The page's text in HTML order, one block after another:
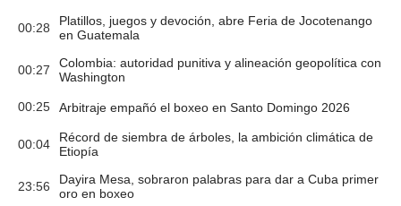
00:28
Platillos, juegos y devoción, abre Feria de Jocotenango
en Guatemala
00:27
Colombia: autoridad punitiva y alineación geopolítica con
Washington
00:25 Arbitraje empañó el boxeo en Santo Domingo 2026
00:04
Récord de siembra de árboles, la ambición climática de
Etiopía
23:56
Dayira Mesa, sobraron palabras para dar a Cuba primer
oro en boxeo